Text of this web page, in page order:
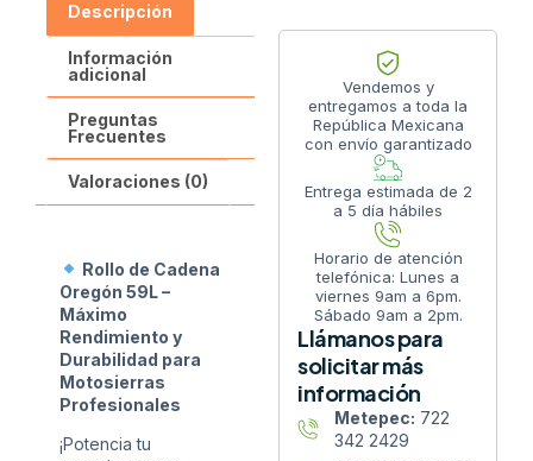
Descripción
Información
adicional
Preguntas
Frecuentes
Valoraciones (0)
Rollo de Cadena
Oregón 59L –
Máximo
Rendimiento y
Durabilidad para
Motosierras
Profesionales
¡Potencia tu
Vendemos y
entregamos a toda la
República Mexicana
con envío garantizado
Entrega estimada de 2
a 5 día hábiles
Horario de atención
telefónica: Lunes a
viernes 9am a 6pm.
Sábado 9am a 2pm.
Llámanos para
solicitar más
información
Metepec: 722
342 2429